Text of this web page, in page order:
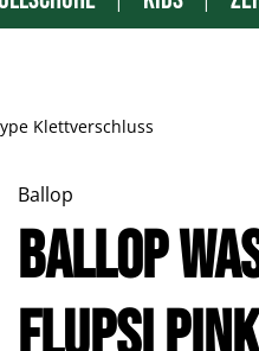
Klettverschluss
Ballop
Ballop